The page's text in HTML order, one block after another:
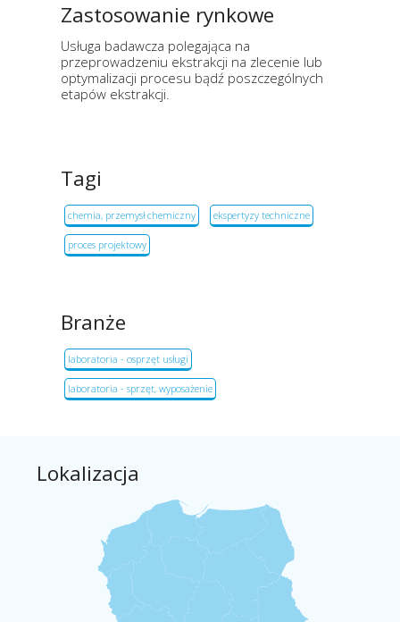
Zastosowanie rynkowe
Usługa badawcza polegająca na
przeprowadzeniu ekstrakcji na zlecenie lub
optymalizacji procesu bądź poszczególnych
etapów ekstrakcji.
Tagi
chemia, przemysł chemiczny ekspertyzy techniczne
proces projektowy
Branże
laboratoria - osprzęt usługi
laboratoria - sprzęt, wyposażenie
Lokalizacja